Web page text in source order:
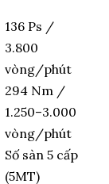
136 Ps /
3.800
vòng/phút
294 Nm /
1.250–3.000
vòng/phút
Số sàn 5 cấp
(5MT)